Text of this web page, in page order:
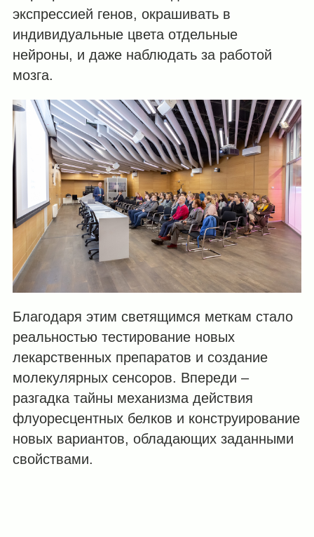
экспрессией генов, окрашивать в
индивидуальные цвета отдельные
нейроны, и даже наблюдать за работой
мозга.
Благодаря этим светящимся меткам стало
реальностью тестирование новых
лекарственных препаратов и создание
молекулярных сенсоров. Впереди –
разгадка тайны механизма действия
флуоресцентных белков и конструирование
новых вариантов, обладающих заданными
свойствами.